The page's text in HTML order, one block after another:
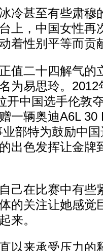
甚至有些肃穆
上，中国女性再
着性别平等而贡
二十四解气的
为易思玲。
开中国选手伦敦
一辆奥迪A6L 30
部特为鼓励中
出色发挥让金牌
在比赛中有些
的关注让她感觉
来。
来承受压力的